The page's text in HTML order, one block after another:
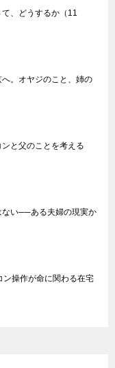
、どうするか （11
。オヤジのこと、姉の
と父のことを考える
ない──ある夫婦の現実か
操作が命に関わる在宅